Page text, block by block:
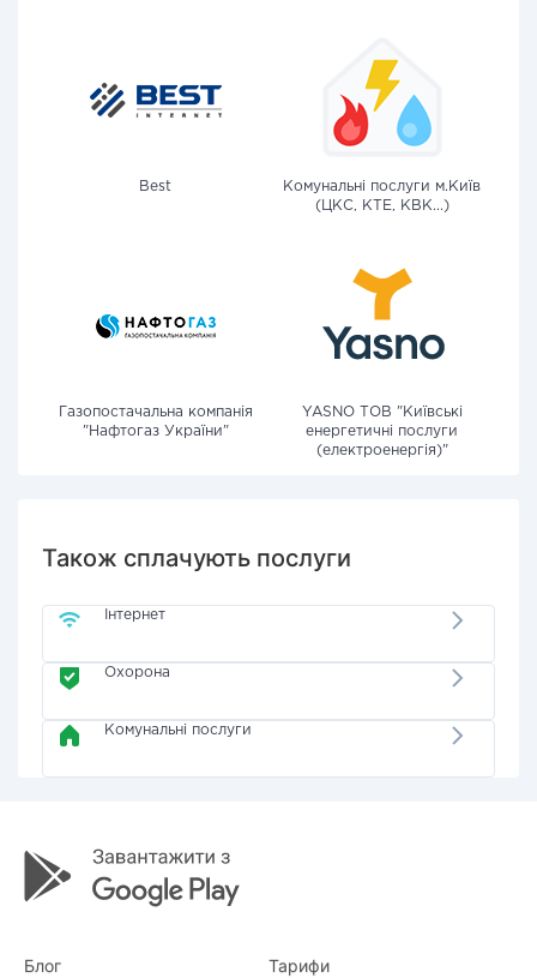
Best
Комунальні послуги м.Київ
(ЦКС, КТЕ, КВК...)
Газопостачальна компанія
"Нафтогаз України"
YASNO ТОВ "Київські
енергетичні послуги
(електроенергія)"
Також сплачують послуги
Інтернет
Охорона
Комунальні послуги
Блог Тарифи